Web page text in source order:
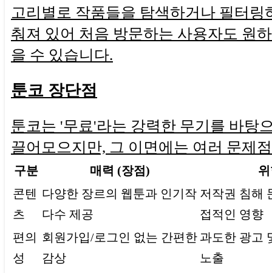
고리별로 작품들을 탐색하거나 필터링
춰져 있어 처음 방문하는 사용자도 원
을 수 있습니다.
툰코 장단점
툰코는 '무료'라는 강력한 무기를 바탕
끌어모으지만, 그 이면에는 여러 문제
구분 매력 (장점)
콘텐
츠
다양한 장르의 웹툰과 인기작
다수 제공
저작권 침해
접적인 영향
편의
성
회원가입/로그인 없는 간편한
감상
과도한 광고
노출